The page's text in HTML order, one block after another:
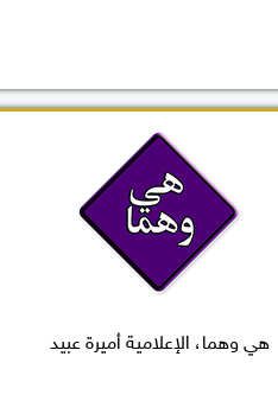
هي وهما، الإعلامية أميرة عبيد